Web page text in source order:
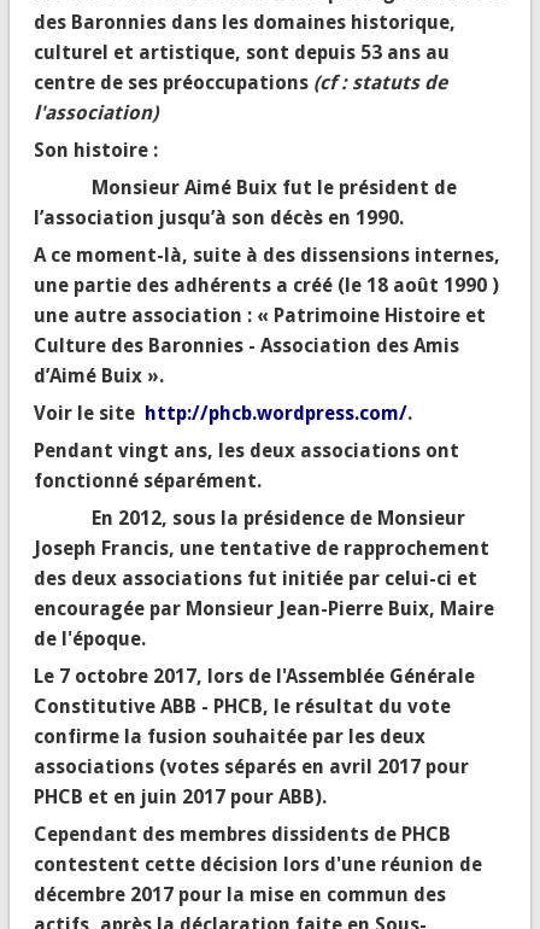
des Baronnies dans les domaines historique,
culturel et artistique, sont depuis 53 ans au
centre de ses préoccupations (cf : statuts de
l'association)
Son histoire :
Monsieur Aimé Buix fut le président de
l’association jusqu’à son décès en 1990.
A ce moment-là, suite à des dissensions internes,
une partie des adhérents a créé (le 18 août 1990 )
une autre association : « Patrimoine Histoire et
Culture des Baronnies - Association des Amis
d’Aimé Buix ».
Voir le site http://phcb.wordpress.com/.
Pendant vingt ans, les deux associations ont
fonctionné séparément.
En 2012, sous la présidence de Monsieur
Joseph Francis, une tentative de rapprochement
des deux associations fut initiée par celui-ci et
encouragée par Monsieur Jean-Pierre Buix, Maire
de l'époque.
Le 7 octobre 2017, lors de l'Assemblée Générale
Constitutive ABB - PHCB, le résultat du vote
confirme la fusion souhaitée par les deux
associations (votes séparés en avril 2017 pour
PHCB et en juin 2017 pour ABB).
Cependant des membres dissidents de PHCB
contestent cette décision lors d'une réunion de
décembre 2017 pour la mise en commun des